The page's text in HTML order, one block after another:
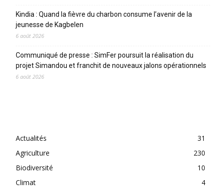
Kindia : Quand la fièvre du charbon consume l’avenir de la
jeunesse de Kagbelen
6 août 2026
Communiqué de presse : SimFer poursuit la réalisation du
projet Simandou et franchit de nouveaux jalons opérationnels
6 août 2026
Actualités
31
Agriculture
230
Biodiversité
10
Climat
4